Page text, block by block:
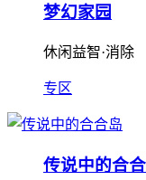
梦幻家园
休闲益智·消除
专区
传说中的合